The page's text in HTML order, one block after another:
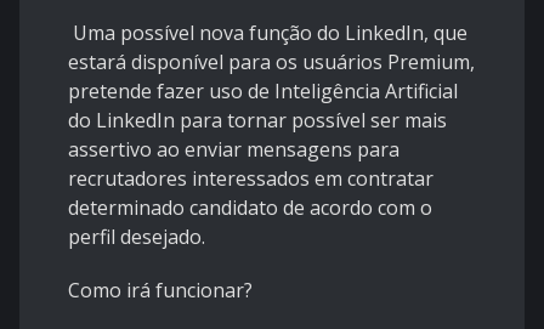
Uma possível nova função do LinkedIn, que
estará disponível para os usuários Premium,
pretende fazer uso de Inteligência Artificial
do LinkedIn para tornar possível ser mais
assertivo ao enviar mensagens para
recrutadores interessados em contratar
determinado candidato de acordo com o
perfil desejado.
Como irá funcionar?